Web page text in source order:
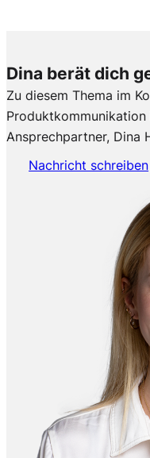
Dina berät dich
Zu diesem Thema im
Ansprechpartner, Dina
Nachricht schreiben